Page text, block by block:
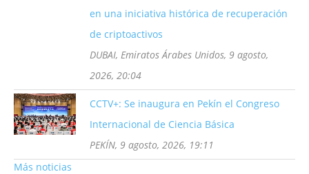
en una iniciativa histórica de recuperación
de criptoactivos
DUBAI, Emiratos Árabes Unidos, 9 agosto,
2026, 20:04
CCTV+: Se inaugura en Pekín el Congreso
Internacional de Ciencia Básica
PEKÍN, 9 agosto, 2026, 19:11
Más noticias